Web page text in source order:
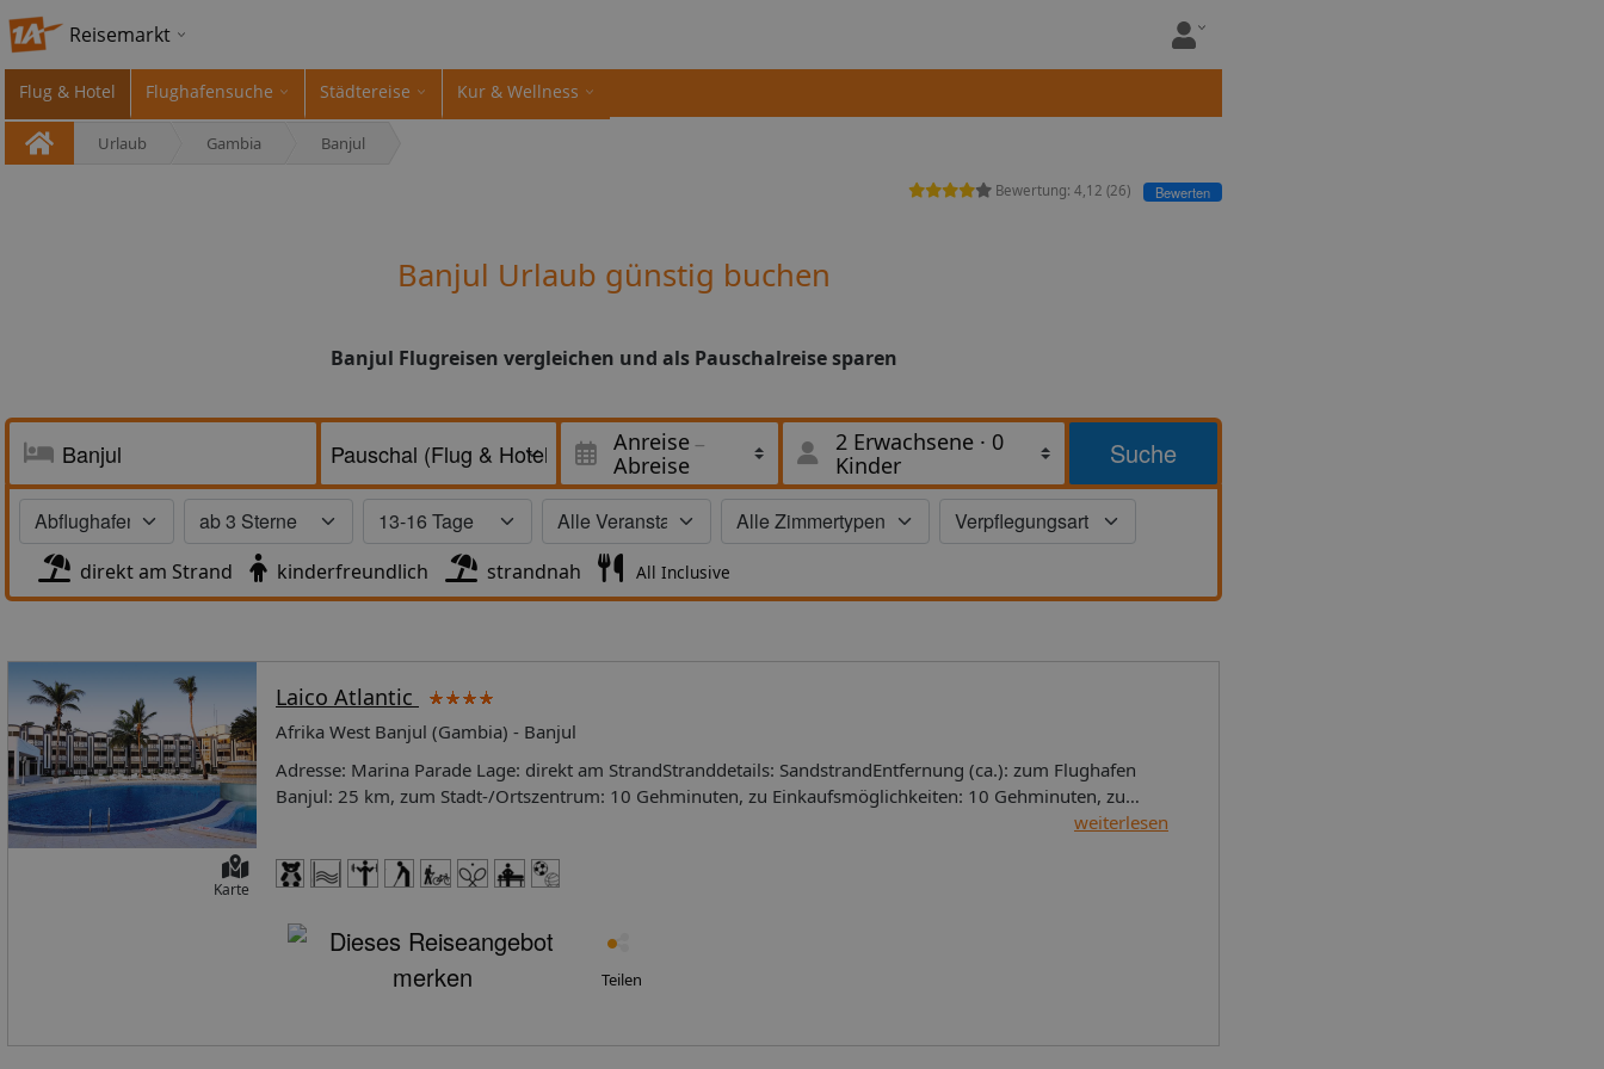
Reisemarkt
Flug & Hotel Flughafensuche Städtereise Kur & Wellness
Urlaub Gambia Banjul
Bewertung: 4,12 (26) Bewerten
Banjul Urlaub günstig buchen
Banjul Flugreisen vergleichen und als Pauschalreise sparen
Anreise
Abreise
2 Erwachsene · 0
Kinder
Suche
direkt am Strand kinderfreundlich strandnah All Inclusive
Karte
Laico Atlantic
Afrika West Banjul (Gambia) - Banjul
Adresse: Marina Parade Lage: direkt am StrandStranddetails: SandstrandEntfernung (ca.): zum Flughafen
Banjul: 25 km, zum Stadt-/Ortszentrum: 10 Gehminuten, zu Einkaufsmöglichkeiten: 10 Gehminuten, zu
BereichenAnzahl Restaurants insgesamt: 3Buffet-Restaurant 'The Bantaba' mit international, regionaler
la-carte-Restaurant 'Dunda' mit internationaler Küche, KlimaanlageAnzahl Bars:
3PoolbarLobbybarCocktailbarFriseur, GepäckraumDiskothek im InnenbereichAußenanlage: ansprechend;
Garten, SonnenterrasseSwimmingpool-Anzahl gesamt: 1 (Süßwasser)Liegen (nach Verfügbarkeit): am
weiterlesen
Teilen